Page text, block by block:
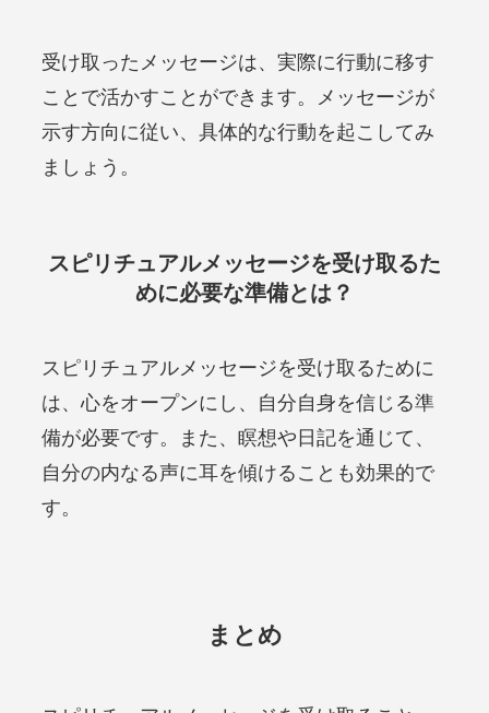
受け取ったメッセージは、実際に行動に移す
ことで活かすことができます。メッセージが
示す方向に従い、具体的な行動を起こしてみ
ましょう。
スピリチュアルメッセージを受け取るた
めに必要な準備とは？
スピリチュアルメッセージを受け取るために
は、心をオープンにし、自分自身を信じる準
備が必要です。また、瞑想や日記を通じて、
自分の内なる声に耳を傾けることも効果的で
す。
まとめ